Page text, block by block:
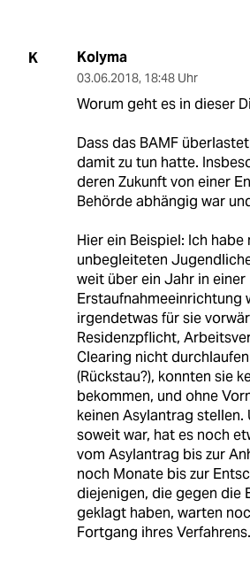
K Kolyma
03.06.2018, 18:48 Uhr
Worum geht es in dieser
Dass das BAMF
damit zu tun hatte.
deren Zukunft von einer
Behörde abhängig war
Hier ein Beispiel: Ich
unbegleiteten
weit über ein Jahr in einer
Erstaufnahmeeinrichtung
irgendetwas für sie
Residenzpflicht,
Clearing nicht
(Rückstau?), konnten sie
bekommen, und ohne
keinen Asylantrag stellen.
soweit war, hat es noch
vom Asylantrag bis zur
noch Monate bis zur
diejenigen, die gegen die
geklagt haben, warten
Fortgang ihres Verfahrens.